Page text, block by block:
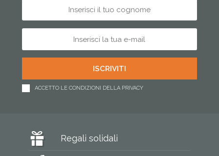
ACCETTO LE CONDIZIONI DELLA PRIVACY
Regali solidali